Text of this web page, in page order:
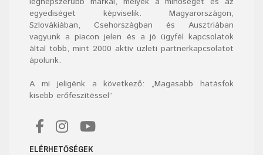
egyediséget képviselik. Magyarországon,
Szlovákiában, Csehországban és Ausztriában
vagyunk a piacon jelen és a jó ügyfél kapcsolatok
által több, mint 2000 aktív üzleti partnerkapcsolatot
ápolunk.
A mi jeligénk a következő: „Magasabb hatásfok
kisebb erőfeszítéssel”
ELÉRHETŐSÉGEK